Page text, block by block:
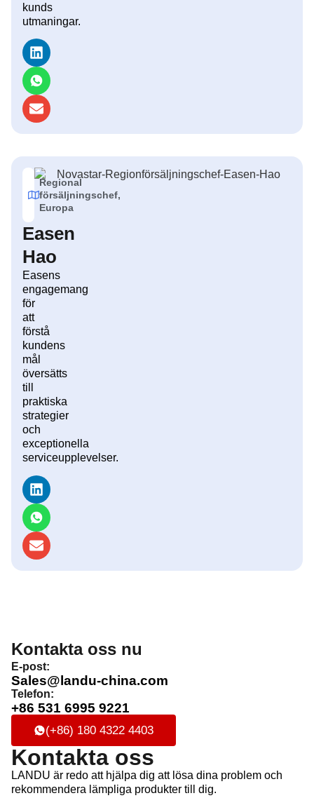
kunds
utmaningar.
Regional
försäljningschef,
Europa
Easen
Hao
Easens
engagemang
för
att
förstå
kundens
mål
översätts
till
praktiska
strategier
och
exceptionella
serviceupplevelser.
Kontakta oss nu
E-post:
Sales@landu-china.com
Telefon:
+86 531 6995 9221
(+86) 180 4322 4403
Kontakta oss
LANDU är redo att hjälpa dig att lösa dina problem och
rekommendera lämpliga produkter till dig.